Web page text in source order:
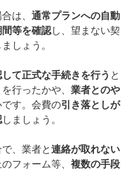
は、 通常プランへの自動
等を確認し、望まない契
しょう。
て正式な手続きを行う と
行ったかや、 業者とのや
です。会費の引き落としが
しましょう。
、業者と連絡が取れない
フォーム等、 複数の手段